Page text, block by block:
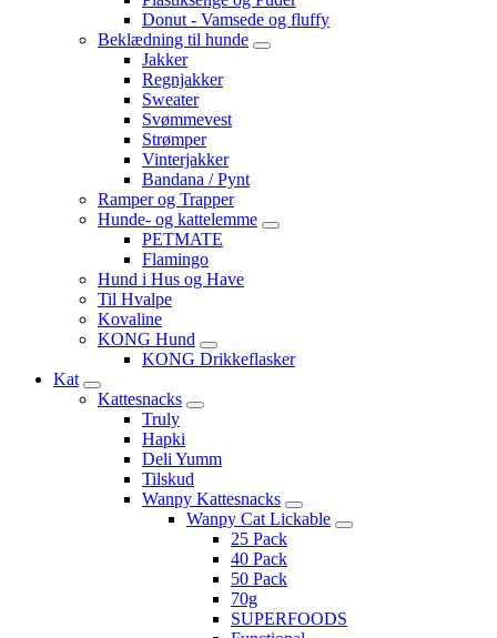
Donut - Vamsede og fluffy
Beklædning til hunde
Jakker
Regnjakker
Sweater
Svømmevest
Strømper
Vinterjakker
Bandana / Pynt
Ramper og Trapper
Hunde- og kattelemme
PETMATE
Flamingo
Hund i Hus og Have
Til Hvalpe
Kovaline
KONG Hund
KONG Drikkeflasker
Kat
Kattesnacks
Truly
Hapki
Deli Yumm
Tilskud
Wanpy Kattesnacks
Wanpy Cat Lickable
25 Pack
40 Pack
50 Pack
70g
SUPERFOODS